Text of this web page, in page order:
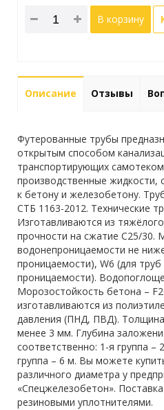
В корзину
Описание Отзывы
Футерованные трубы
открытым способом
транспортирующих
производственные жидкости,
к бетону и железобетону.
СТБ 1163-2012. Технические
Изготавливаются из
прочности на сжатие С25/30.
водонепроницаемости не
проницаемости), W6 (для
проницаемости).
Морозостойкость бетона –
изготавливаются из
давления (ПНД, ПВД).
менее 3 мм. Глубина
соответственно: 1-я группа –
группа – 6 м. Вы можете
различного диаметра у
«Спецжелезобетон».
резиновыми уплотнителями.